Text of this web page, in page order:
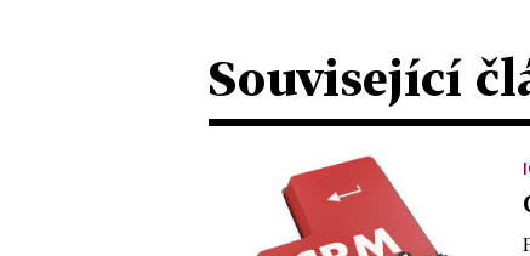
Související